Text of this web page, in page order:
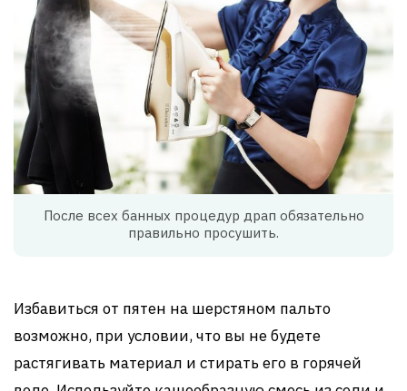
После всех банных процедур драп обязательно
правильно просушить.
Избавиться от пятен на шерстяном пальто
возможно, при условии, что вы не будете
растягивать материал и стирать его в горячей